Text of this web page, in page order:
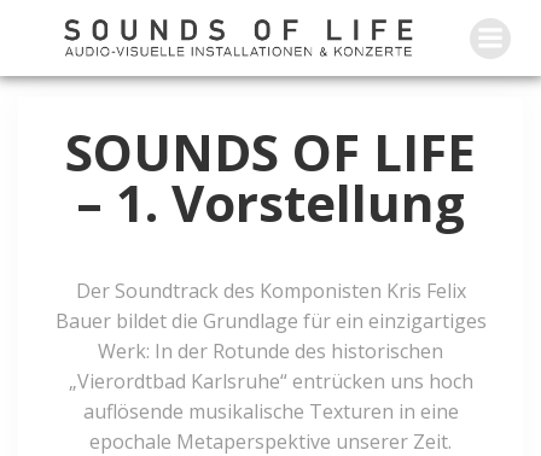
Zum
Inhalt
springen
SOUNDS OF LIFE
– 1. Vorstellung
Der Soundtrack des Komponisten Kris Felix
Bauer bildet die Grundlage für ein einzigartiges
Werk: In der Rotunde des historischen
„Vierordtbad Karlsruhe“ entrücken uns hoch
auflösende musikalische Texturen in eine
epochale Metaperspektive unserer Zeit.